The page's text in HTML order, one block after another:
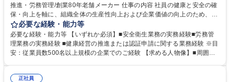
推進・労務管理/創業80年老舗メーカー 仕事の内容 社員の健康と安全の確
保・向上を軸に、組織全体の生産性向上および企業価値の向上のため、経
営層と密接に連携しながら、定型業務にとどまらず、制度設計や施策立案
などの上流工程から関与していただきます。 【主な業務内容】■安全衛生
業務（ストレスチェック、健康診断の運用、産業医との連携 など）■健康
経営認証取得に向けた企画・推進■労務管理（労働時間の分析、労働環境
を底上げすべく、ともにご活躍いただける方の増員募集となります。 募集
必要な経験・能力等
必要な経験・能力等 【いずれか必須】■安全衛生業務の実務経験■労務管
理業務の実務経験 ■健康経営の推進または認証申請に関する業務経験 ※目
安：従業員数500名以上規模の企業でのご経験 【求める人物像】■周囲
部門と連携しながら業務を推進できる方■Excelや労務管理システムの実務
正社員